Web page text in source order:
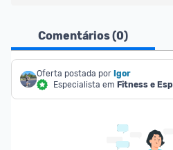
produtos selecionados
Netshoes. Confira aqui as
N Card (Cartão de
--> Você tem até 30% de
campanha vigente na loja.
--> Para ter direito ao
Comentários (0)
Oferta postada por Igor
Especialista em Fitness e